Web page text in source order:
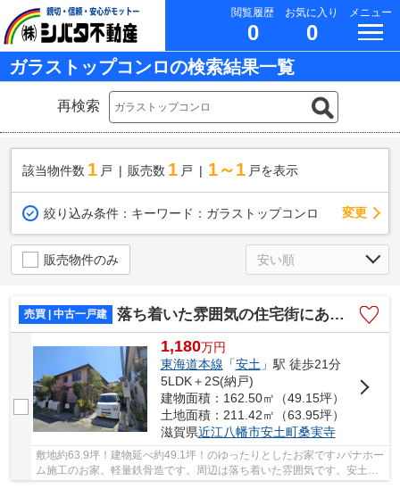
閲覧履歴
0
お気に入り
0
メニュー
ガラストップコンロの検索結果一覧
再検索
該当物件数 1 戸 販売数 1 戸 1～1 戸を表示
絞り込み条件： キーワード：ガラストップコンロ 変更
販売物件のみ
売買 | 中古一戸建 落ち着いた雰囲気の住宅街にあるお家
1,180万円
東海道本線 「安土」駅 徒歩21分
5LDK＋2S(納戸)
建物面積：162.50㎡（49.15坪）
土地面積：211.42㎡（63.95坪）
滋賀県近江八幡市安土町桑実寺
敷地約63.9坪！建物延べ約49.1坪！のゆったりとしたお家です♪パナホー
ム施工のお家。軽量鉄骨造です。周辺は落ち着いた雰囲気です。安土町